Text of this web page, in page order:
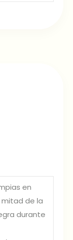
en
de la
durante